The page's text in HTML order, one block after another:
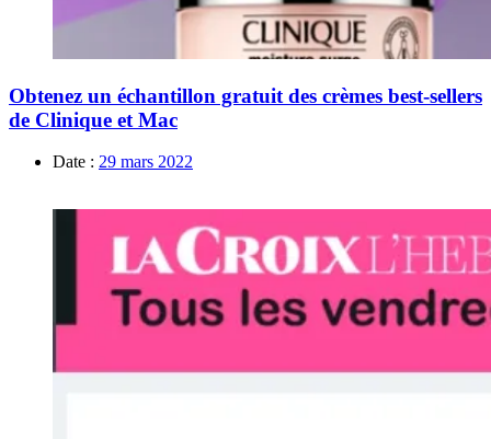
Obtenez un échantillon gratuit des crèmes best-sellers
de Clinique et Mac
Date : 29 mars 2022